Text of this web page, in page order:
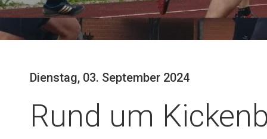
Dienstag, 03. September 2024
Rund um